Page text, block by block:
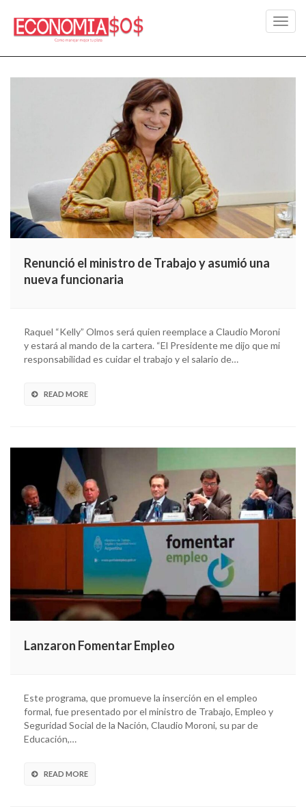
Renunció el ministro de Trabajo y asumió una
nueva funcionaria
Raquel “Kelly” Olmos será quien reemplace a Claudio Moroni
y estará al mando de la cartera. “El Presidente me dijo que mi
responsabilidad es cuidar el trabajo y el salario de…
READ MORE
Lanzaron Fomentar Empleo
Este programa, que promueve la inserción en el empleo
formal, fue presentado por el ministro de Trabajo, Empleo y
Seguridad Social de la Nación, Claudio Moroni, su par de
Educación,…
READ MORE